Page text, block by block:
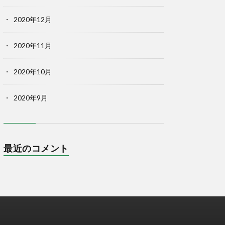
2020年12月
2020年11月
2020年10月
2020年9月
最近のコメント